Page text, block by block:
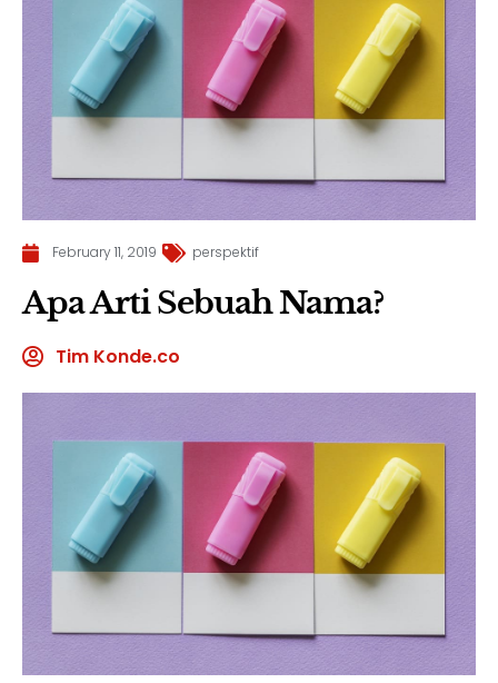
February 11, 2019 perspektif
Apa Arti Sebuah Nama?
Tim Konde.co